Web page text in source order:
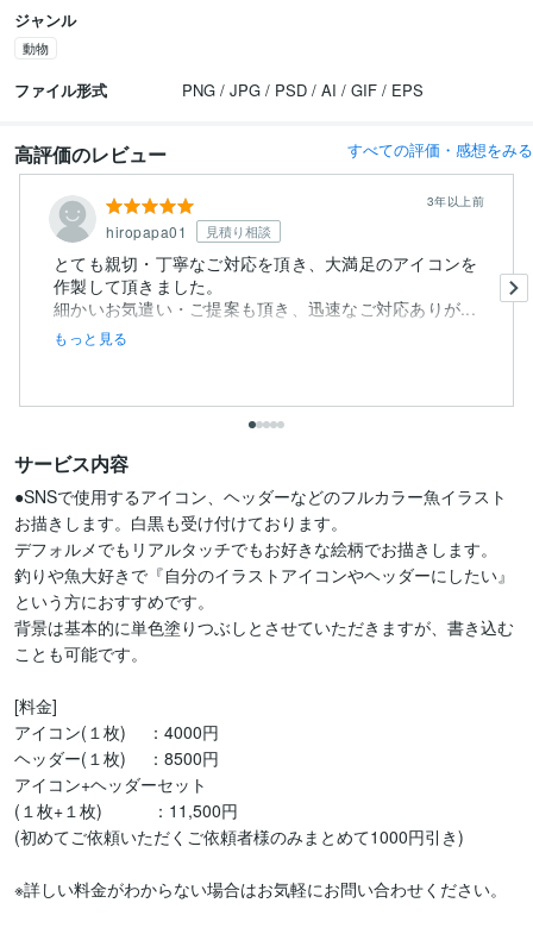
ジャンル
動物
ファイル形式 PNG / JPG / PSD / AI / GIF / EPS
高評価のレビュー すべての評価・感想をみる
hiropapa01 見積り相談
3年以上前
とても親切・丁寧なご対応を頂き、大満足のアイコンを
作製して頂きました。
細かいお気遣い・ご提案も頂き、迅速なご対応ありが...
もっと見る
サービス内容
●SNSで使用するアイコン、ヘッダーなどのフルカラー魚イラスト
お描きします。白黒も受け付けております。
デフォルメでもリアルタッチでもお好きな絵柄でお描きします。
釣りや魚大好きで『自分のイラストアイコンやヘッダーにしたい』
という方におすすめです。
背景は基本的に単色塗りつぶしとさせていただきますが、書き込む
ことも可能です。
[料金]
アイコン(１枚) 　：4000円
ヘッダー(１枚) 　：8500円
アイコン+ヘッダーセット
(１枚+１枚)　　　：11,500円
(初めてご依頼いただくご依頼者様のみまとめて1000円引き)
※詳しい料金がわからない場合はお気軽にお問い合わせください。